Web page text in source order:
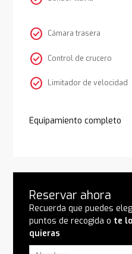
check_circle Cámara trasera
check_circle Control de crucero
check_circle Limitador de velocidad
Equipamiento completo
Reservar ahora
Recuerda que puedes
puntos de recogida o te
quieras